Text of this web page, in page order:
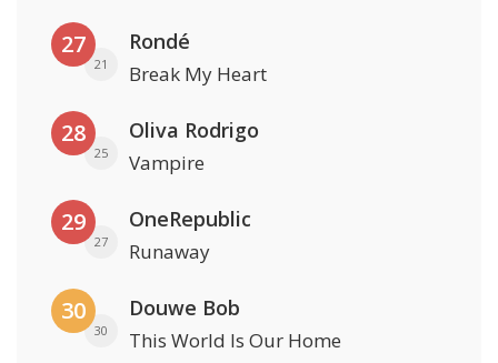
27
21
Rondé
Break My Heart
28
25
Oliva Rodrigo
Vampire
29
27
OneRepublic
Runaway
30
30
Douwe Bob
This World Is Our Home